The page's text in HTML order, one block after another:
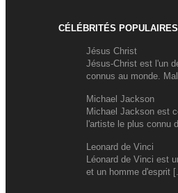
CÉLÉBRITÉS POPULAIRES
Jésus Christ
Jésus-Christ est l'un
connus au monde.
Michael Jackson
Michael Jackson est
l'artiste le plus connu
Leonard de Vinci
Léonard de Vinci est
et un homme d'esprit